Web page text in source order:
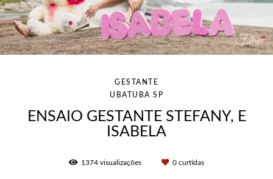
GESTANTE
UBATUBA SP
ENSAIO GESTANTE STEFANY, E
ISABELA
1374 visualizações 0 curtidas